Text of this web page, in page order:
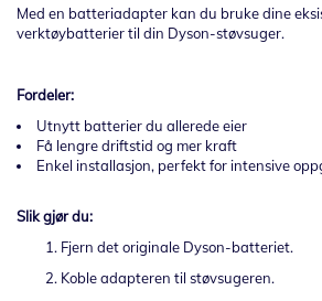
Med en batteriadapter kan du bruke dine
verktøybatterier til din Dyson-støvsuger.
Fordeler:
Utnytt batterier du allerede eier
Få lengre driftstid og mer kraft
Enkel installasjon, perfekt for intensive
Slik gjør du:
Fjern det originale Dyson-batteriet.
Koble adapteren til støvsugeren.